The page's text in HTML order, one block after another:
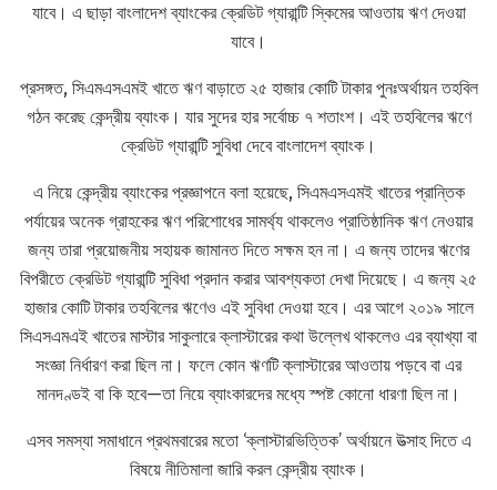
যাবে। এ ছাড়া বাংলাদেশ ব্যাংকের ক্রেডিট গ্যারান্টি স্কিমের আওতায় ঋণ দেওয়া
যাবে।
প্রসঙ্গত, সিএমএসএমই খাতে ঋণ বাড়াতে ২৫ হাজার কোটি টাকার পুনঃঅর্থায়ন তহবিল
গঠন করেছ কেন্দ্রীয় ব্যাংক। যার সুদের হার সর্বোচ্চ ৭ শতাংশ। এই তহবিলের ঋণে
ক্রেডিট গ্যারান্টি সুবিধা দেবে বাংলাদেশ ব্যাংক।
এ নিয়ে কেন্দ্রীয় ব্যাংকের প্রজ্ঞাপনে বলা হয়েছে, সিএমএসএমই খাতের প্রান্তিক
পর্যায়ের অনেক গ্রাহকের ঋণ পরিশোধের সামর্থ্য থাকলেও প্রাতিষ্ঠানিক ঋণ নেওয়ার
জন্য তারা প্রয়োজনীয় সহায়ক জামানত দিতে সক্ষম হন না। এ জন্য তাদের ঋণের
বিপরীতে ক্রেডিট গ্যারান্টি সুবিধা প্রদান করার আবশ্যকতা দেখা দিয়েছে। এ জন্য ২৫
হাজার কোটি টাকার তহবিলের ঋণেও এই সুবিধা দেওয়া হবে। এর আগে ২০১৯ সালে
সিএসএমএই খাতের মাস্টার সাকুলারে ক্লাস্টারের কথা উল্লেখ থাকলেও এর ব্যাখ্যা বা
সংজ্ঞা নির্ধারণ করা ছিল না। ফলে কোন ঋণটি ক্লাস্টারের আওতায় পড়বে বা এর
মানদণ্ডই বা কি হবে—তা নিয়ে ব্যাংকারদের মধ্যে স্পষ্ট কোনো ধারণা ছিল না।
এসব সমস্যা সমাধানে প্রথমবারের মতো ‘ক্লাস্টারভিত্তিক’ অর্থায়নে উত্সাহ দিতে এ
বিষয়ে নীতিমালা জারি করল কেন্দ্রীয় ব্যাংক।